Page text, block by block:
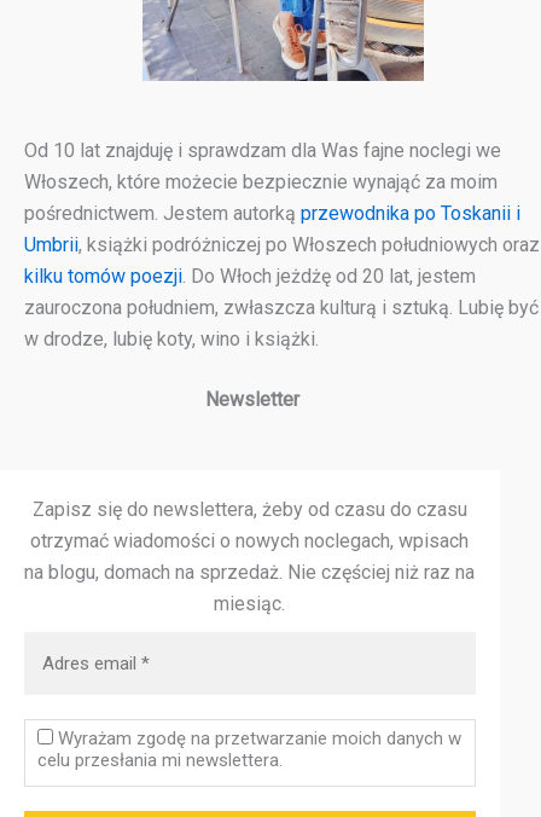
Od 10 lat znajduję i sprawdzam dla Was fajne noclegi we
Włoszech, które możecie bezpiecznie wynająć za moim
pośrednictwem. Jestem autorką przewodnika po Toskanii i
Umbrii, książki podróżniczej po Włoszech południowych oraz
kilku tomów poezji. Do Włoch jeżdżę od 20 lat, jestem
zauroczona południem, zwłaszcza kulturą i sztuką. Lubię być
w drodze, lubię koty, wino i książki.
Newsletter
Zapisz się do newslettera, żeby od czasu do czasu
otrzymać wiadomości o nowych noclegach, wpisach
na blogu, domach na sprzedaż. Nie częściej niż raz na
miesiąc.
Wyrażam zgodę na przetwarzanie moich danych w
celu przesłania mi newslettera.